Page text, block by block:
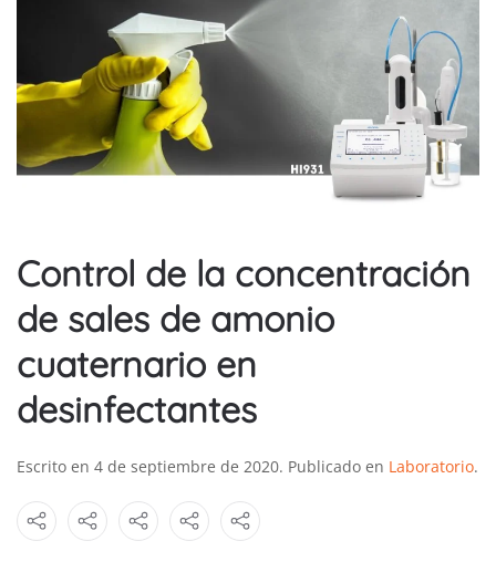
Control de la concentración
de sales de amonio
cuaternario en
desinfectantes
Escrito en 4 de septiembre de 2020. Publicado en Laboratorio.